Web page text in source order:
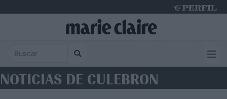
NOTICIAS DE CULEBRON